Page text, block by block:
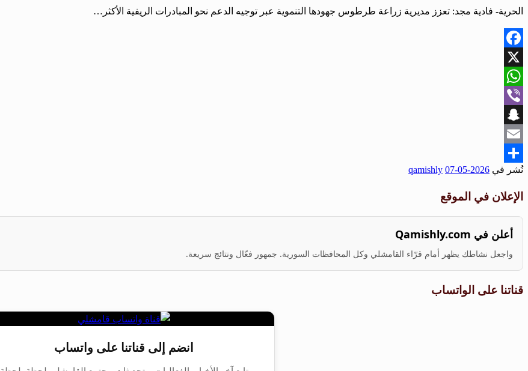
‏الحرية- فادية مجد: ‏تعزز مديرية زراعة طرطوس جهودها التنموية عبر توجيه الدعم نحو المبادرات الريفية الأكثر…
Facebook
X
WhatsApp
Viber
Snapchat
Email
Share
نُشر في 2026-05-07
qamishly
الإعلان في الموقع
أعلن في Qamishly.com
واجعل نشاطك يظهر أمام قرّاء القامشلي وكل المحافظات السورية. جمهور فعّال ونتائج سريعة.
قناتنا على الواتساب
انضم إلى قناتنا على واتساب